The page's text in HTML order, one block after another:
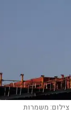
צילום:משמרות